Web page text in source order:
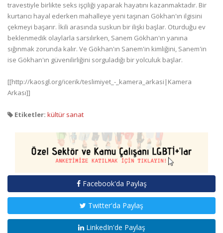
travestiyle birlikte seks işçiliği yaparak hayatını kazanmaktadır. Bir
kurtarıcı hayal ederken mahalleye yeni taşınan Gökhan'ın ilgisini
çekmeyi başarır. İkili arasında suskun bir ilişki başlar. Oturduğu ev
beklenmedik olaylarla sarsılırken, Sanem Gökhan'ın yanına
sığınmak zorunda kalır. Ve Gökhan'ın Sanem'in kimliğini, Sanem'in
ise Gökhan'ın güvenilirliğini sorguladığı bir yolculuk başlar.
[[http://kaosgl.org/icerik/teslimiyet_-_kamera_arkasi|Kamera
Arkası]]
Etiketler: kültür sanat
Facebook'da Paylaş
Twitter'da Paylaş
LinkedIn'de Paylaş